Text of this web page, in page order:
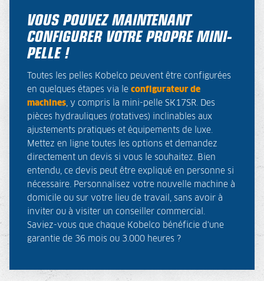
VOUS POUVEZ MAINTENANT
CONFIGURER VOTRE PROPRE MINI-
PELLE !
Toutes les pelles Kobelco peuvent être configurées
en quelques étapes via le configurateur de
machines, y compris la mini-pelle SK17SR. Des
pièces hydrauliques (rotatives) inclinables aux
ajustements pratiques et équipements de luxe.
Mettez en ligne toutes les options et demandez
directement un devis si vous le souhaitez. Bien
entendu, ce devis peut être expliqué en personne si
nécessaire. Personnalisez votre nouvelle machine à
domicile ou sur votre lieu de travail, sans avoir à
inviter ou à visiter un conseiller commercial.
Saviez-vous que chaque Kobelco bénéficie d'une
garantie de 36 mois ou 3.000 heures ?